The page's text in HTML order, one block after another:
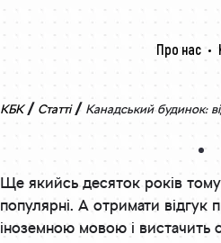
Про нас
КБК / Статті / Канадський будинок:
Ще якийсь десяток років
популярні. А отримати
іноземною мовою і вистачить